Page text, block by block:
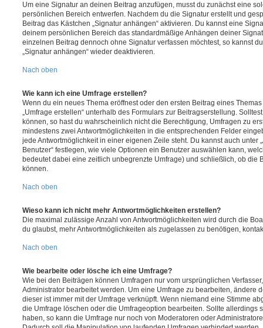
Um eine Signatur an deinen Beitrag anzufügen, musst du zunächst eine
persönlichen Bereich entwerfen. Nachdem du die Signatur erstellt und
Beitrag das Kästchen „Signatur anhängen“ aktivieren. Du kannst eine
deinem persönlichen Bereich das standardmäßige Anhängen deiner
einzelnen Beitrag dennoch ohne Signatur verfassen möchtest, so kannst
„Signatur anhängen“ wieder deaktivieren.
Nach oben
Wie kann ich eine Umfrage erstellen?
Wenn du ein neues Thema eröffnest oder den ersten Beitrag eines
„Umfrage erstellen“ unterhalb des Formulars zur Beitragserstellung.
können, so hast du wahrscheinlich nicht die Berechtigung, Umfragen zu
mindestens zwei Antwortmöglichkeiten in die entsprechenden Felder
jede Antwortmöglichkeit in einer eigenen Zeile steht. Du kannst auch unter
Benutzer“ festlegen, wie viele Optionen ein Benutzer auswählen kann,
bedeutet dabei eine zeitlich unbegrenzte Umfrage) und schließlich, ob die
können.
Nach oben
Wieso kann ich nicht mehr Antwortmöglichkeiten erstellen?
Die maximal zulässige Anzahl von Antwortmöglichkeiten wird durch die
du glaubst, mehr Antwortmöglichkeiten als zugelassen zu benötigen,
Nach oben
Wie bearbeite oder lösche ich eine Umfrage?
Wie bei den Beiträgen können Umfragen nur vom ursprünglichen
Administrator bearbeitet werden. Um eine Umfrage zu bearbeiten, ändere
dieser ist immer mit der Umfrage verknüpft. Wenn niemand eine Stimme
die Umfrage löschen oder die Umfrageoption bearbeiten. Sollte allerdings
haben, so kann die Umfrage nur noch von Moderatoren oder